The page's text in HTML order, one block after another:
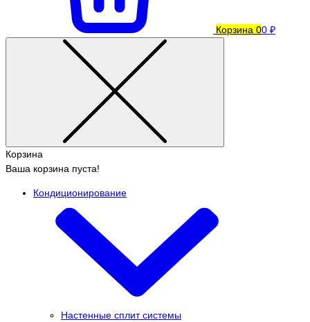
Корзина 00 ₽
Корзина
Ваша корзина пуста!
Кондиционирование
Настенные сплит системы